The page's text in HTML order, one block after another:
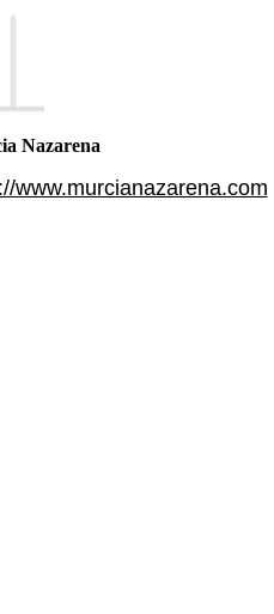
Nazarena
www.murcianazarena.com